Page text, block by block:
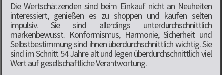
Die Wertschätzenden sind beim Einkauf nicht an Neuheiten
interessiert, genießen es zu shoppen und kaufen selten
impulsiv. Sie sind allerdings unterdurchschnittlich
markenbewusst. Konformismus, Harmonie, Sicherheit und
Selbstbestimmung sind ihnen überdurchschnittlich wichtig. Sie
sind im Schnitt 54 Jahre alt und legen überdurchschnittlich viel
Wert auf gesellschaftliche Verantwortung.